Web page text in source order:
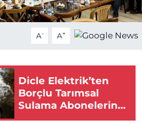
A- A+
Dicle Elektrik’ten
Borçlu Tarımsal
Sulama Abonelerine
Uyarı!